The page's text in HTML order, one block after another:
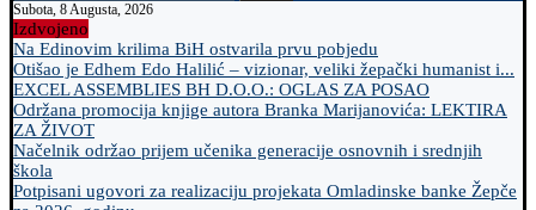
Subota, 8 Augusta, 2026
Izdvojeno
Na Edinovim krilima BiH ostvarila prvu pobjedu
Otišao je Edhem Edo Halilić – vizionar, veliki žepački humanist i...
EXCEL ASSEMBLIES BH D.O.O.: OGLAS ZA POSAO
Održana promocija knjige autora Branka Marijanovića: LEKTIRA
ZA ŽIVOT
Načelnik održao prijem učenika generacije osnovnih i srednjih
škola
Potpisani ugovori za realizaciju projekata Omladinske banke Žepče